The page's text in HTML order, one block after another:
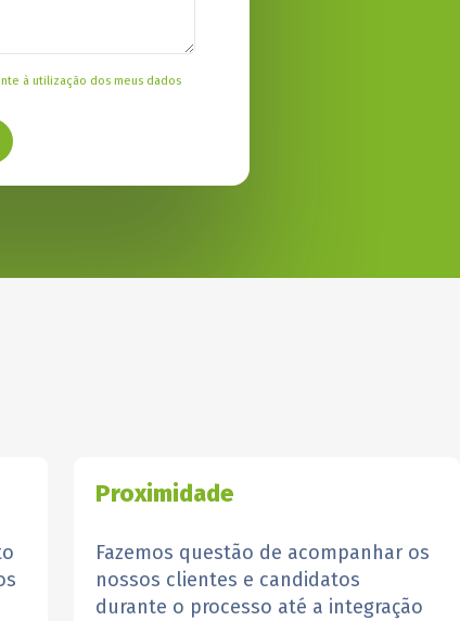
à utilização dos meus dados
Proximidade
Fazemos questão de acompanhar os
nossos clientes e candidatos
durante o processo até a integração